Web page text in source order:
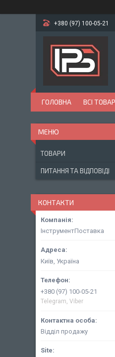
+380 (97) 100-05-21
ГОЛОВНА ВСІ
ТОВАРИ
ПИТАННЯ ТА ВІДПОВІДІ
КОНТАКТИ
ІнструментПоставка
Київ, Україна
+380 (97) 100-05-21
Telegram, Viber
Відділ продажу